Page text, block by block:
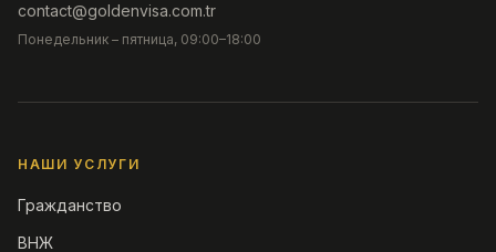
contact@goldenvisa.com.tr
Понедельник – пятница, 09:00–18:00
НАШИ УСЛУГИ
Гражданство
ВНЖ